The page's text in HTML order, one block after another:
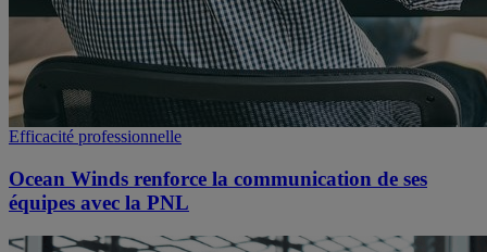
Efficacité professionnelle
Ocean Winds renforce la communication de ses
équipes avec la PNL